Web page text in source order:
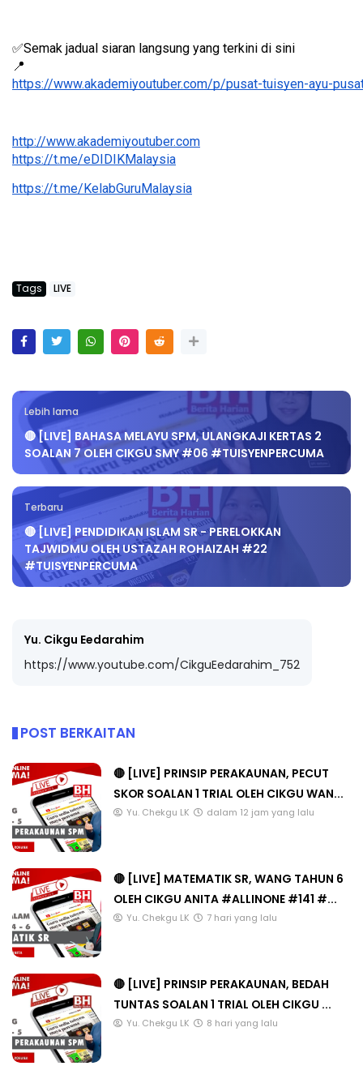
✅Semak jadual siaran langsung yang terkini di sini
📍
https://www.akademiyoutuber.com/p/pusat-tuisyen-ayu-
http://www.akademiyoutuber.com
https://t.me/eDIDIKMalaysia
https://t.me/KelabGuruMalaysia
Tags LIVE
Lebih lama
🔴 [LIVE] BAHASA MELAYU SPM, ULANGKAJI KERTAS 2
SOALAN 7 OLEH CIKGU SMY #06 #TUISYENPERCUMA
Terbaru
🔴 [LIVE] PENDIDIKAN ISLAM SR - PERELOKKAN
TAJWIDMU OLEH USTAZAH ROHAIZAH #22
#TUISYENPERCUMA
Yu. Cikgu Eedarahim
https://www.youtube.com/CikguEedarahim_752
POST BERKAITAN
🔴 [LIVE] PRINSIP PERAKAUNAN, PECUT
SKOR SOALAN 1 TRIAL OLEH CIKGU WAN...
Yu. Chekgu LK dalam 12 jam yang lalu
🔴 [LIVE] MATEMATIK SR, WANG TAHUN 6
OLEH CIKGU ANITA #ALLINONE #141 #...
Yu. Chekgu LK 7 hari yang lalu
🔴 [LIVE] PRINSIP PERAKAUNAN, BEDAH
TUNTAS SOALAN 1 TRIAL OLEH CIKGU ...
Yu. Chekgu LK 8 hari yang lalu